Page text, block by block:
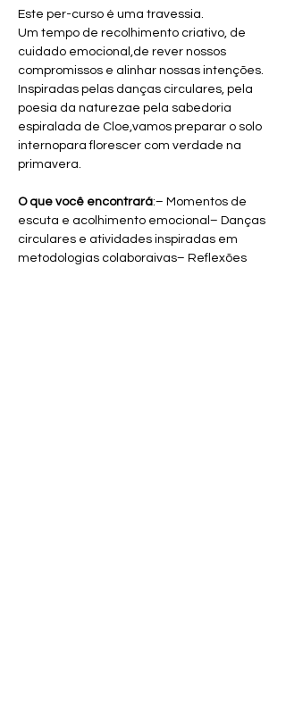
Este per-curso é uma travessia.
Um tempo de recolhimento criativo, de
cuidado emocional,de rever nossos
compromissos e alinhar nossas intenções.
Inspiradas pelas danças circulares, pela
poesia da naturezae pela sabedoria
espiralada de Cloe,vamos preparar o solo
internopara florescer com verdade na
primavera.
O que você encontrará:– Momentos de
escuta e acolhimento emocional– Danças
circulares e atividades inspiradas em
metodologias colaboraivas– Reflexões